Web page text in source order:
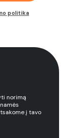
politika
norimą
į tavo